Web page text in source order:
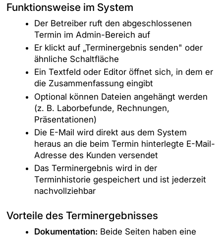
Funktionsweise im System
Der Betreiber ruft den abgeschlossenen
Termin im Admin-Bereich auf
Er klickt auf „Terminergebnis senden" oder
ähnliche Schaltfläche
Ein Textfeld oder Editor öffnet sich, in dem er
die Zusammenfassung eingibt
Optional können Dateien angehängt werden
(z. B. Laborbefunde, Rechnungen,
Präsentationen)
Die E-Mail wird direkt aus dem System
heraus an die beim Termin hinterlegte E-Mail-
Adresse des Kunden versendet
Das Terminergebnis wird in der
Terminhistorie gespeichert und ist jederzeit
nachvollziehbar
Vorteile des Terminergebnisses
Dokumentation: Beide Seiten haben eine